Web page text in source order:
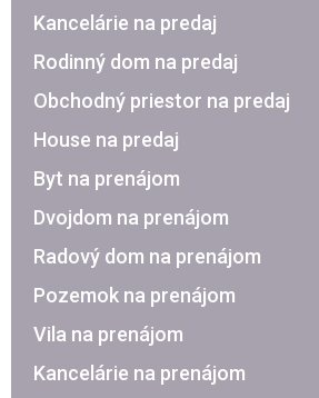
Kancelárie na predaj
Rodinný dom na predaj
Obchodný priestor na predaj
House na predaj
Byt na prenájom
Dvojdom na prenájom
Radový dom na prenájom
Pozemok na prenájom
Vila na prenájom
Kancelárie na prenájom